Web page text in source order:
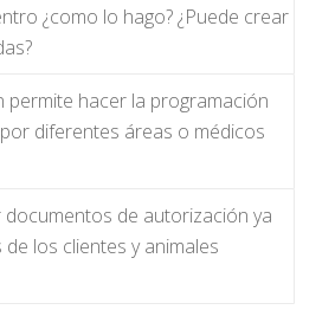
¿como lo hago? ¿Puede crear
permite hacer la programación
diferentes áreas o médicos
documentos de autorización ya
los clientes y animales